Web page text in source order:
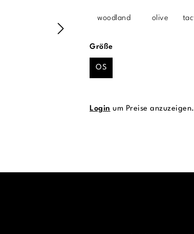
woodland olive
Größeauswählen
OS
Login um Preise anzuzeigen.